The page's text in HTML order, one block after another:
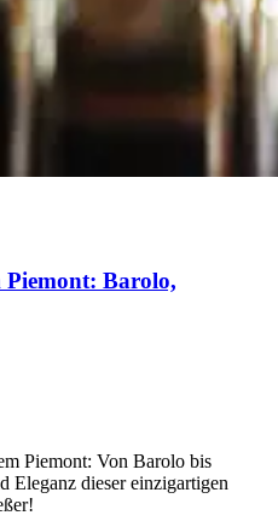
Piemont: Barolo,
Piemont: Von Barolo bis
Eleganz dieser einzigartigen